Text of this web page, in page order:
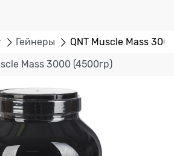
Гейнеры QNT Muscle Mass
Mass 3000 (4500гр)